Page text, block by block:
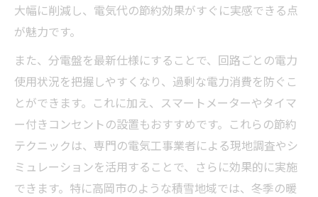
大幅に削減し、電気代の節約効果がすぐに実感できる点
が魅力です。
また、分電盤を最新仕様にすることで、回路ごとの電力
使用状況を把握しやすくなり、過剰な電力消費を防ぐこ
とができます。これに加え、スマートメーターやタイマ
ー付きコンセントの設置もおすすめです。これらの節約
テクニックは、専門の電気工事業者による現地調査やシ
ミュレーションを活用することで、さらに効果的に実施
できます。特に高岡市のような積雪地域では、冬季の暖